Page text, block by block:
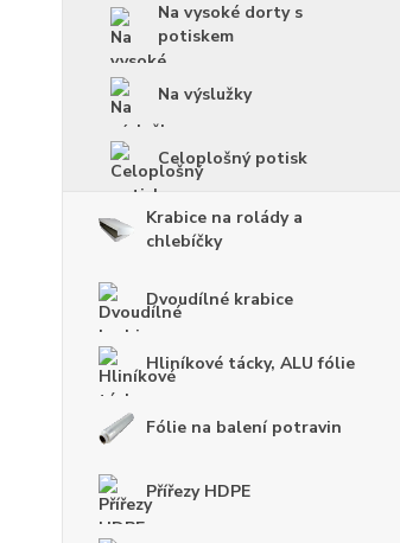
Na vysoké dorty s
potiskem
Na výslužky
Celoplošný potisk
Krabice na rolády a
chlebíčky
Dvoudílné krabice
Hliníkové tácky, ALU fólie
Fólie na balení potravin
Přířezy HDPE